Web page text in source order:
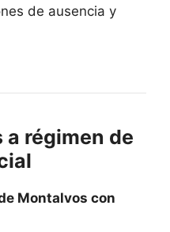
de ausencia y
régimen de
Montalvos con